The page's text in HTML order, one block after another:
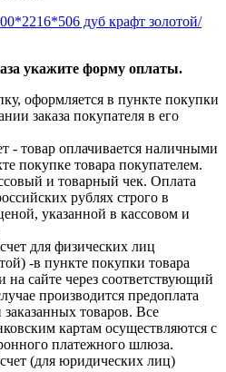
дуб крафт золотой/
укажите форму оплаты.
оформляется в пункте покупки
заказа покупателя в его
- товар оплачивается наличными
покупке товара покупателем.
и товарный чек. Оплата
рублях строго в
указанной в кассовом и
для физических лиц
-в пункте покупки товара
на сайте через соответствующий
производится предоплата
товаров. Все
картам осуществляются с
платежного шлюза.
(для юридических лиц)